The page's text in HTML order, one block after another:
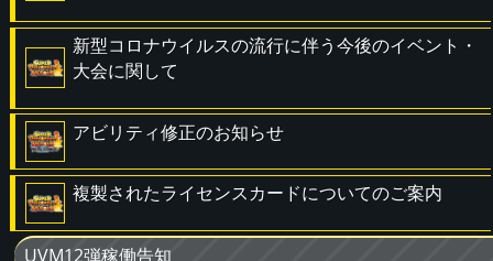
新型コロナウイルスの流行に伴う今後のイベント・
大会に関して
アビリティ修正のお知らせ
複製されたライセンスカードについてのご案内
UVM12弾稼働告知